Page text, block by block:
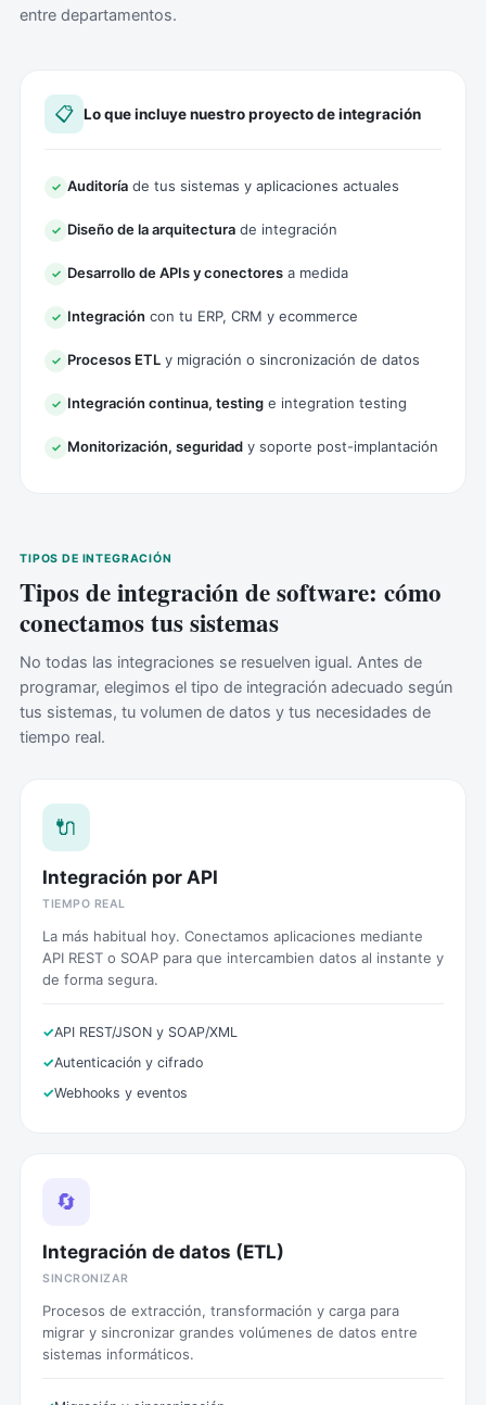
entre departamentos.
📋 Lo que incluye nuestro proyecto de integración
✓ Auditoría de tus sistemas y aplicaciones actuales
✓ Diseño de la arquitectura de integración
✓ Desarrollo de APIs y conectores a medida
✓ Integración con tu ERP, CRM y ecommerce
✓ Procesos ETL y migración o sincronización de datos
✓ Integración continua, testing e integration testing
✓ Monitorización, seguridad y soporte post-implantación
TIPOS DE INTEGRACIÓN
Tipos de integración de software: cómo
conectamos tus sistemas
No todas las integraciones se resuelven igual. Antes de
programar, elegimos el tipo de integración adecuado según
tus sistemas, tu volumen de datos y tus necesidades de
tiempo real.
🔌
Integración por API
TIEMPO REAL
La más habitual hoy. Conectamos aplicaciones mediante
API REST o SOAP para que intercambien datos al instante y
de forma segura.
API REST/JSON y SOAP/XML
Autenticación y cifrado
Webhooks y eventos
🔄
Integración de datos (ETL)
SINCRONIZAR
Procesos de extracción, transformación y carga para
migrar y sincronizar grandes volúmenes de datos entre
sistemas informáticos.